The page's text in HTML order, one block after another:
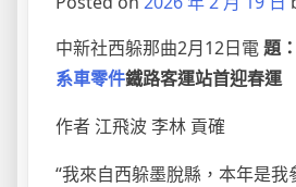
中新社西躲那曲2月12日電題
系車零件鐵路客運站首迎春運
作者 江飛波 李林 貢確
“我來自西躲墨脫縣，本年是我